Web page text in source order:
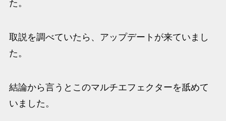
た。
取説を調べていたら、アップデートが来ていまし
た。
結論から言うとこのマルチエフェクターを舐めて
いました。